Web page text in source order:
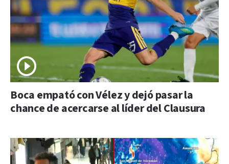
Boca empató con Vélez y dejó pasar la
chance de acercarse al líder del Clausura